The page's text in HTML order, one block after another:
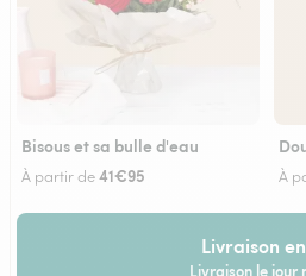
Bisous et sa bulle d'eau
À partir de41€95 À
Livraison
Livraison le jour